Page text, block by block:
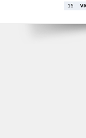
15